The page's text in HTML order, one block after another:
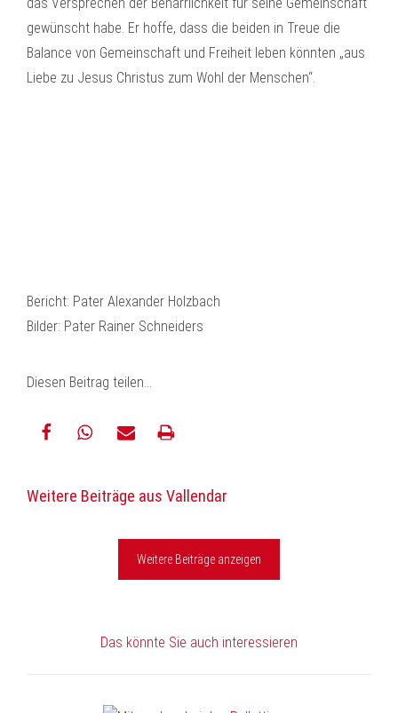
gewünscht habe. Er hoffe, dass die beiden in Treue die
Balance von Gemeinschaft und Freiheit leben könnten „aus
Liebe zu Jesus Christus zum Wohl der Menschen“.
Bericht: Pater Alexander Holzbach
Bilder: Pater Rainer Schneiders
Diesen Beitrag teilen…
Mail
Weitere Beiträge aus Vallendar
Weitere Beiträge anzeigen
Das könnte Sie auch interessieren